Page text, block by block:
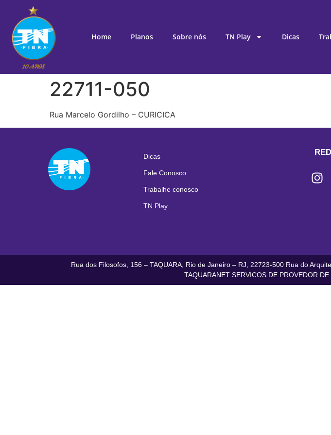
Home Planos Sobre nós TN Play Dicas
22711-050
Rua Marcelo Gordilho – CURICICA
Dicas
Fale Conosco
Trabalhe conosco
TN Play
Rua dos Filosofos, 156 – TAQUARA, Rio de Janeiro – RJ, 22723-500 Rua do
TAQUARANET SERVICOS DE PROVEDOR